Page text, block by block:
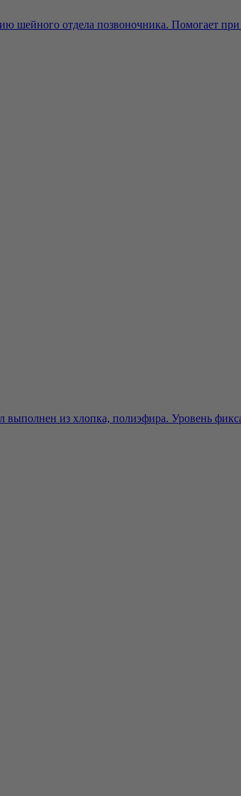
отдела позвоночника. Помогает при
из хлопка, полиэфира. Уровень